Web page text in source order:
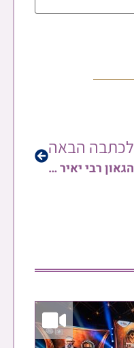
לכתבה הבאה
צפו כעת במראות משמחת נישואי בת הגאון רבי יאיר טיירי שליט"א, רב ק"ק תימן ב"ב